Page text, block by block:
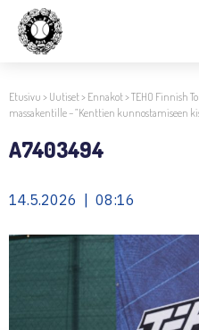
Etusivu > Uutiset> Ennakot>TEHO Finnish
massakentille – ”Kenttien kunnostamiseen
A7403494
14.5.2026 | 08:16